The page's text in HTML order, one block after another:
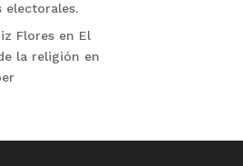
electorales.
Flores en El
la religión en